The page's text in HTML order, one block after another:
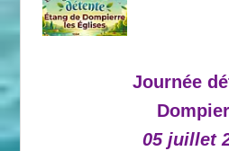
Journée
05 juillet